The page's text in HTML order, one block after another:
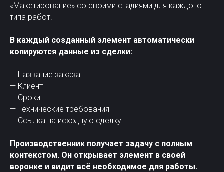
«Макетирование» со своими стадиями для каждого
типа работ.
В каждый созданный элемент автоматически
копируются данные из сделки:
— Название заказа
— Клиент
— Сроки
— Технические требования
— Ссылка на исходную сделку
Производственник получает задачу с полным
контекстом. Он открывает элемент в своей
воронке и видит всё необходимое для работы.